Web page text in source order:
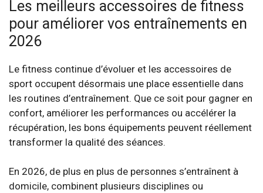
Les meilleurs accessoires de fitness
pour améliorer vos entraînements en
2026
Le fitness continue d’évoluer et les accessoires de
sport occupent désormais une place essentielle dans
les routines d’entraînement. Que ce soit pour gagner en
confort, améliorer les performances ou accélérer la
récupération, les bons équipements peuvent réellement
transformer la qualité des séances.
En 2026, de plus en plus de personnes s’entraînent à
domicile, combinent plusieurs disciplines ou